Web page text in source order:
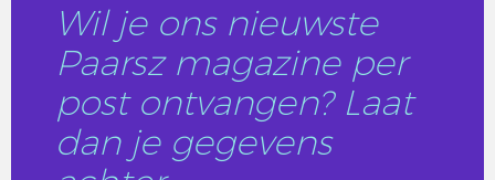
Wil je ons nieuwste
Paarsz magazine per
post ontvangen? Laat
dan je gegevens